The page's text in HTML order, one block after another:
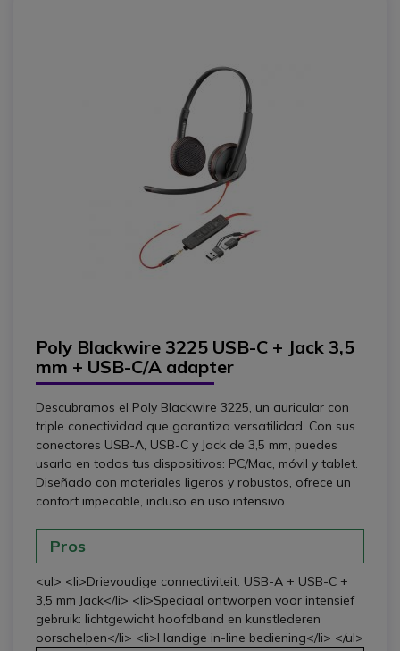
Poly Blackwire 3225 USB-C + Jack 3,5
mm + USB-C/A adapter
Descubramos el Poly Blackwire 3225, un auricular con
triple conectividad que garantiza versatilidad. Con sus
conectores USB-A, USB-C y Jack de 3,5 mm, puedes
usarlo en todos tus dispositivos: PC/Mac, móvil y tablet.
Diseñado con materiales ligeros y robustos, ofrece un
confort impecable, incluso en uso intensivo.
Pros
<ul> <li>Drievoudige connectiviteit: USB-A + USB-C +
3,5 mm Jack</li> <li>Speciaal ontworpen voor intensief
gebruik: lichtgewicht hoofdband en kunstlederen
oorschelpen</li> <li>Handige in-line bediening</li> </ul>